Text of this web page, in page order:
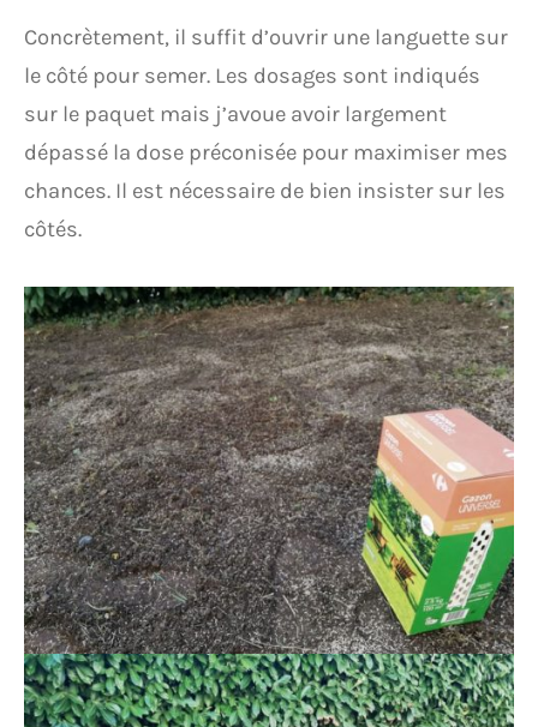
Concrètement, il suffit d’ouvrir une languette sur
le côté pour semer. Les dosages sont indiqués
sur le paquet mais j’avoue avoir largement
dépassé la dose préconisée pour maximiser mes
chances. Il est nécessaire de bien insister sur les
côtés.